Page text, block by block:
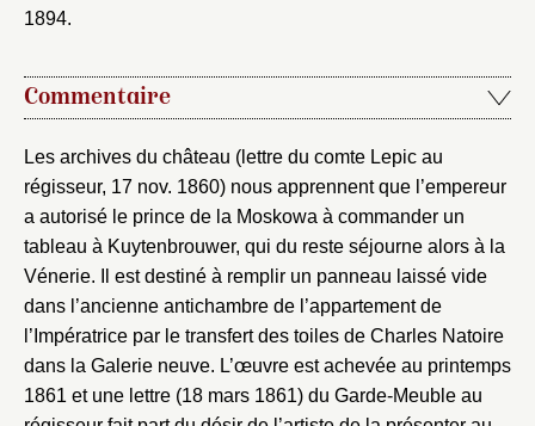
1894.
Commentaire
Les archives du château (lettre du comte Lepic au
régisseur, 17 nov. 1860) nous apprennent que l’empereur
a autorisé le prince de la Moskowa à commander un
tableau à Kuytenbrouwer, qui du reste séjourne alors à la
Vénerie. Il est destiné à remplir un panneau laissé vide
dans l’ancienne antichambre de l’appartement de
l’Impératrice par le transfert des toiles de Charles Natoire
dans la Galerie neuve. L’œuvre est achevée au printemps
1861 et une lettre (18 mars 1861) du Garde-Meuble au
Choix du dossier où ajouter la
notice
Nom du dossier
Fermer
Connexion
Courriel